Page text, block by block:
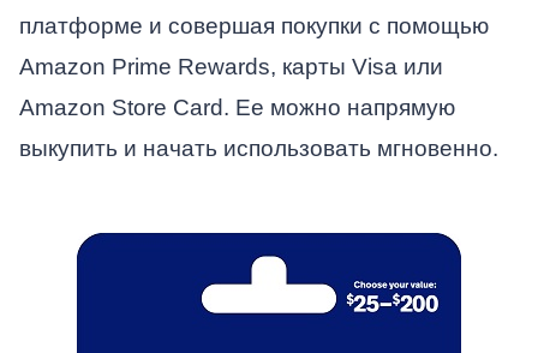
платформе и совершая покупки с помощью
Amazon Prime Rewards, карты Visa или
Amazon Store Card. Ее можно напрямую
выкупить и начать использовать мгновенно.